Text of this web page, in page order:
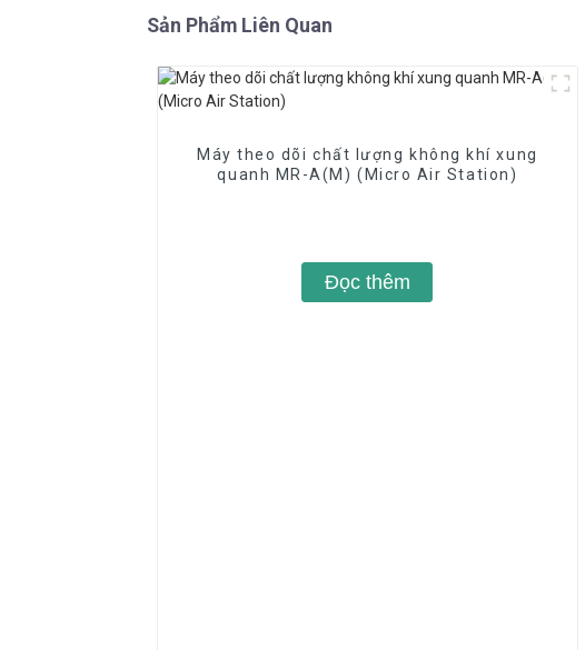
Sản Phẩm Liên Quan
Máy theo dõi chất lượng không khí xung
quanh MR-A(M) (Micro Air Station)
Đọc thêm